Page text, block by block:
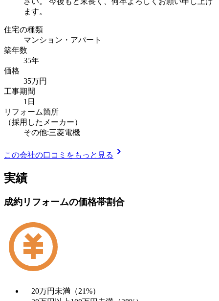
ます。
住宅の種類
マンション・アパート
築年数
35年
価格
35万円
工事期間
1日
リフォーム箇所
（採用したメーカー）
その他:三菱電機
この会社の口コミをもっと見る chevron_right
実績
成約リフォームの価格帯割合
20万円未満（21%）